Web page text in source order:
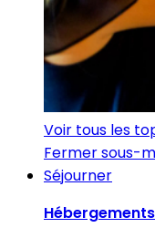
Voir tous les
Fermer sous-
Séjourner
Hébergements